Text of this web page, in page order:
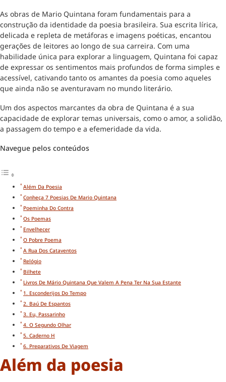
As obras de Mario Quintana foram fundamentais para a
construção da identidade da poesia brasileira. Sua escrita lírica,
delicada e repleta de metáforas e imagens poéticas, encantou
gerações de leitores ao longo de sua carreira. Com uma
habilidade única para explorar a linguagem, Quintana foi capaz
de expressar os sentimentos mais profundos de forma simples e
acessível, cativando tanto os amantes da poesia como aqueles
que ainda não se aventuravam no mundo literário.
Um dos aspectos marcantes da obra de Quintana é a sua
capacidade de explorar temas universais, como o amor, a solidão,
a passagem do tempo e a efemeridade da vida.
Navegue pelos conteúdos
Além Da Poesia
Conheça 7 Poesias De Mario Quintana
Poeminha Do Contra
Os Poemas
Envelhecer
O Pobre Poema
A Rua Dos Cataventos
Relógio
Bilhete
Livros De Mário Quintana Que Valem A Pena Ter Na Sua Estante
1. Esconderijos Do Tempo
2. Baú De Espantos
3. Eu, Passarinho
4. O Segundo Olhar
5. Caderno H
6. Preparativos De Viagem
Além da poesia